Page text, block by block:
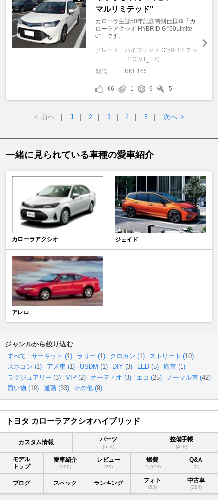
マルリミテッド"
カローラ生誕50年記念特別仕様車「カ
ローラアクシオ HYBRID G "50Limite
d"」です。
グレード
ハイブリッド G“50リミテッ
ド”(CVT_1.5)
型式
NKE165
66 1 9 5
< 前へ ｜ 1 ｜ 2 ｜ 3 ｜ 4 ｜ 5 ｜ 次へ >
一緒に見られている車種の愛車紹介
カローラアクシオ ジェイド
アレロ
ジャンルから絞り込む
すべて サーキット (1) ラリー (1) クロカン (1) ストリート (10)
スポコン (1) アメ車 (1) USDM (1) DIY (3) LED (5) 痛車 (1)
ラグジュアリー (3) VIP (2) オーディオ (3) エコ (25) ノーマル車 (42)
買い物 (19) 通勤 (33) その他 (9)
トヨタ カローラアクシオハイブリッド
カスタム情報 パーツ
(552)
整備手帳
(428)
モデル
トップ
愛車紹介
(106)
レビュー
(33)
燃費
(1,029)
Q&A
(0)
ブログ スペック ランキング フォト
(53)
中古車
(284)